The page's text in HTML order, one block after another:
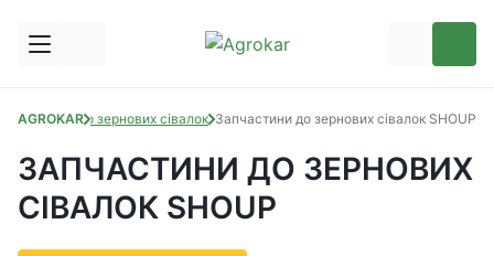
AGROKARдо зернових сівалок Запчастини до зернових сівалок SHOUP
ЗАПЧАСТИНИ ДО ЗЕРНОВИХ
СІВАЛОК SHOUP